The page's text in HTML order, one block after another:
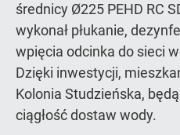
średnicy Ø225 PEHD RC
wykonał płukanie,
wpięcia odcinka do sieci
Dzięki inwestycji,
Kolonia Studzieńska,
ciągłość dostaw wody.